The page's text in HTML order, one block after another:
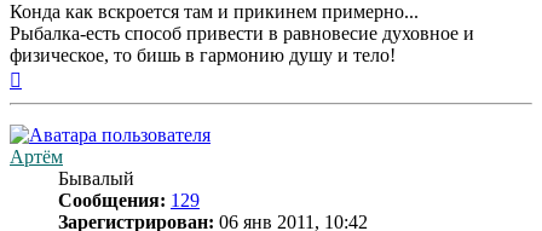
Конда как вскроется там и прикинем примерно...
Рыбалка-есть способ привести в равновесие духовное и
физическое, то бишь в гармонию душу и тело!
Артём
Бывалый
Сообщения: 129
Зарегистрирован: 06 янв 2011, 10:42